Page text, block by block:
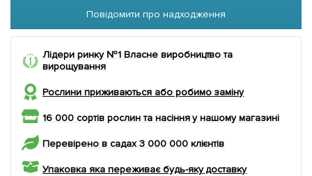
Повідомити про надходження
Лідери ринку №1 Власне виробництво та
вирощування
Рослини приживаються або робимо заміну
16 000 сортів рослин та насіння у нашому магазині
Перевірено в садах 3 000 000 клієнтів
Упаковка яка переживає будь-яку доставку